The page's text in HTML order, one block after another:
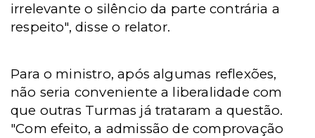
irrelevante o silêncio da parte contrária a
respeito", disse o relator.
Para o ministro, após algumas reflexões,
não seria conveniente a liberalidade com
que outras Turmas já trataram a questão.
"Com efeito, a admissão de comprovação